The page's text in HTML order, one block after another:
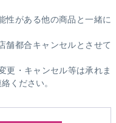
性がある他の商品と一緒に
舗都合キャンセルとさせて
更・キャンセル等は承れま
ください。